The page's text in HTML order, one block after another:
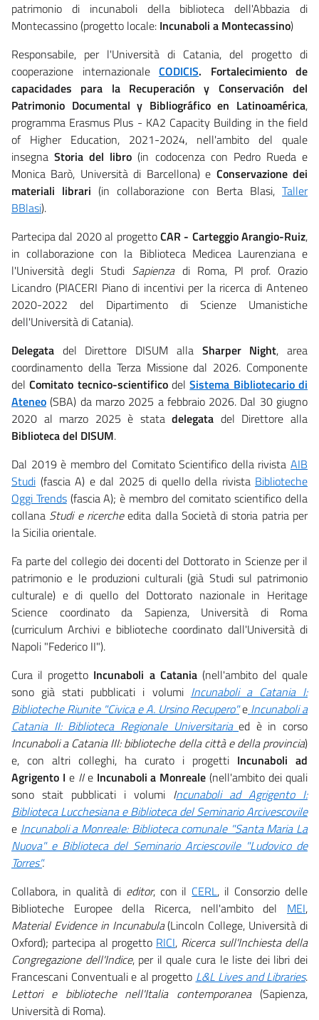
patrimonio di incunaboli della biblioteca dell'Abbazia di
Montecassino (progetto locale: Incunaboli a Montecassino)
Responsabile, per l'Università di Catania, del progetto di
cooperazione internazionale CODICIS. Fortalecimiento de
capacidades para la Recuperación y Conservación del
Patrimonio Documental y Bibliográfico en Latinoamérica,
programma Erasmus Plus - KA2 Capacity Building in the field
of Higher Education, 2021-2024, nell'ambito del quale
insegnaStoria del libro (in codocenza con Pedro Rueda e
Monica Barò, Università di Barcellona) e Conservazione dei
materiali librari (in collaborazione con Berta Blasi,Taller
BBlasi).
Partecipa dal 2020 al progettoCAR - Carteggio Arangio-Ruiz,
in collaborazione con la Biblioteca Medicea Laurenziana e
l'Università degli Studi Sapienzadi Roma, PI prof. Orazio
Licandro (PIACERI Piano di incentivi per la ricerca di Anteneo
2020-2022 del Dipartimento di Scienze Umanistiche
dell'Università di Catania).
Delegata del Direttore DISUM alla Sharper Night, area
coordinamento della Terza Missione dal 2026. Componente
delComitato tecnico-scientificodelSistema Bibliotecario di
Ateneo (SBA) da marzo 2025 a febbraio 2026. Dal 30 giugno
2020 al marzo 2025 è statadelegata del Direttore alla
Biblioteca del DISUM.
Dal 2019 è membro del Comitato Scientifico della rivista AIB
Studi (fascia A) e dal 2025 di quello della rivista Biblioteche
Oggi Trends(fascia A); è membro del comitato scientifico della
collana Studi e ricercheedita dalla Società di storia patria per
la Sicilia orientale.
Fa parte del collegio dei docenti del Dottorato in Scienze per il
patrimonio e le produzioni culturali (già Studi sul patrimonio
culturale) e di quello del Dottorato nazionale in Heritage
Science coordinato da Sapienza, Università di Roma
(curriculum Archivi e biblioteche coordinato dall'Università di
Napoli "Federico II").
Cura il progetto Incunaboli a Catania (nell'ambito del quale
sono già stati pubblicati i volumi Incunaboli a Catania I:
Biblioteche Riunite "Civica e A. Ursino Recupero"e Incunaboli a
Catania II: Biblioteca Regionale Universitaria ed è in corso
Incunaboli a Catania III: biblioteche della città e della provincia)
e, con altri colleghi, ha curato i progetti Incunaboli ad
Agrigento I e IIe Incunaboli a Monreale (nell'ambito dei quali
sono stait pubblicati i volumi Incunaboli ad Agrigento I:
Biblioteca Lucchesiana e Biblioteca del Seminario Arcivescovile
e Incunaboli a Monreale: Biblioteca comunale "Santa Maria La
Nuova" e Biblioteca del Seminario Arciescovile "Ludovico de
Torres".
Collabora, in qualità di editor, con il CERL, il Consorzio delle
Biblioteche Europee della Ricerca, nell'ambito del MEI,
Material Evidence in Incunabula(Lincoln College, Università di
Oxford); partecipa al progetto RICI, Ricerca sull'Inchiesta della
Congregazione dell'Indice, per il quale cura le liste dei libri dei
Francescani Conventuali e al progetto L&L Lives and Libraries.
Lettori e biblioteche nell'Italia contemporanea(Sapienza,
Università di Roma).